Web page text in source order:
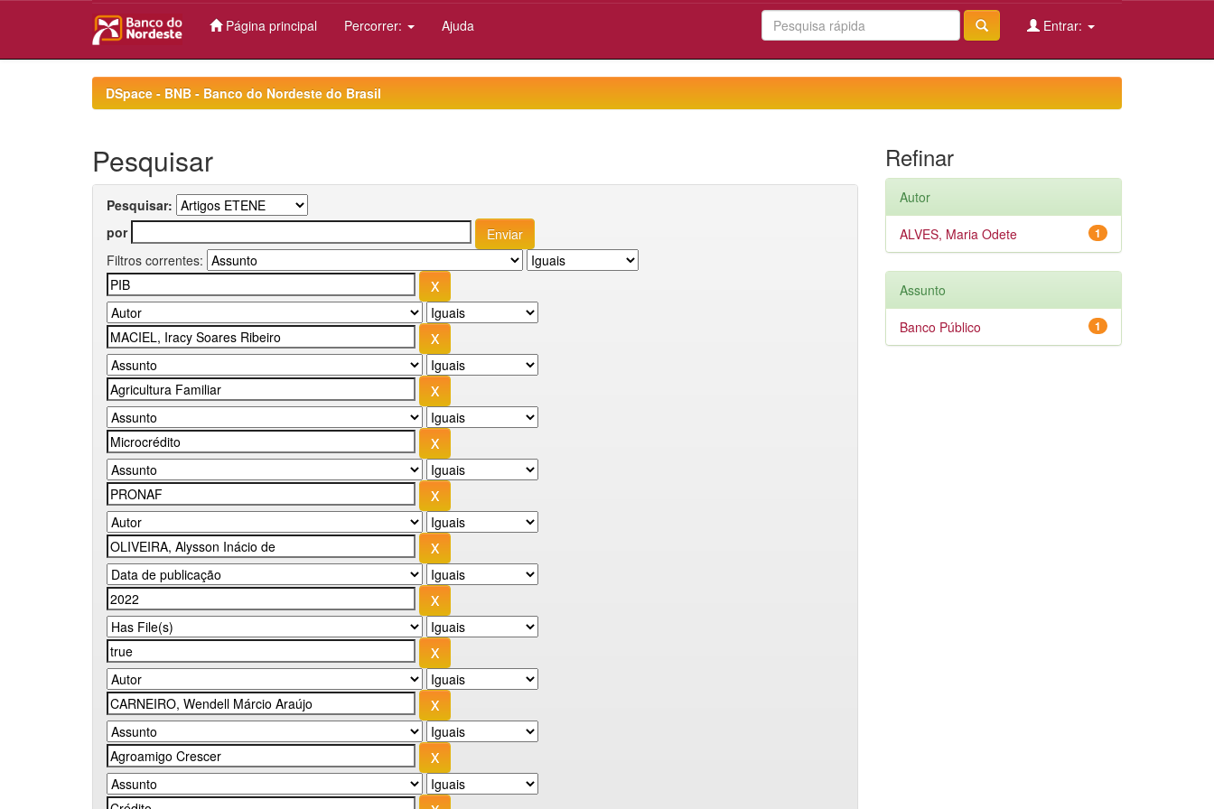
Página principal Percorrer: Ajuda Entrar:
DSpace - BNB - Banco do Nordeste do Brasil
Pesquisar
Pesquisar:
por
Filtros correntes:
Refinar
Autor
1
ALVES, Maria Odete
Assunto
1
Banco Público